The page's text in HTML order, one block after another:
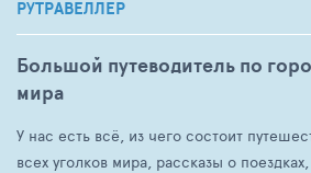
РУТРАВЕЛЛЕР
Большой путеводитель по
мира
У нас есть всё, из чего состоит
всех уголков мира, рассказы о